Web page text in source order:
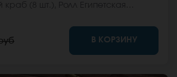
заказать имбирь, васаби и
не входят в стоимость заказа.
может отличаться от фото на
В КОРЗИНУ